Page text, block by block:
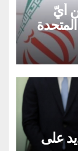
أيّ
على